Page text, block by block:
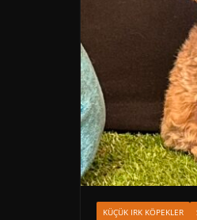
KÜÇÜK IRK KÖPEKLER